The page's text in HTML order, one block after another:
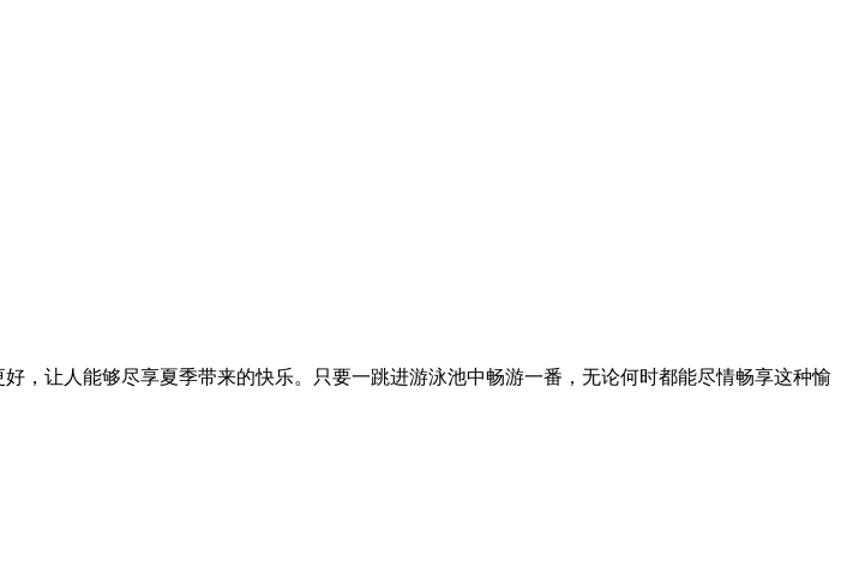
，让人能够尽享夏季带来的快乐。只要一跳进游泳池中畅游一番，无论何时都能尽情畅享这种愉